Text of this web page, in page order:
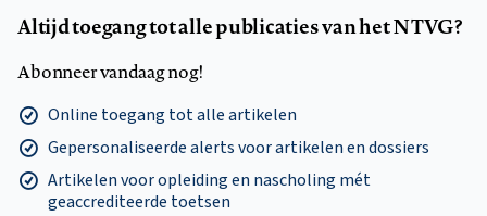
Altijd toegang tot alle publicaties van het NTVG?
Abonneer vandaag nog!
Online toegang tot alle artikelen
Gepersonaliseerde alerts voor artikelen en dossiers
Artikelen voor opleiding en nascholing mét
geaccrediteerde toetsen